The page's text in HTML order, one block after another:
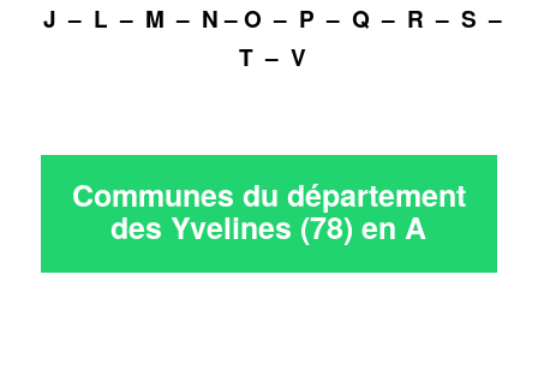
J – L – M – N–O – P – Q – R – S –
T– V
Communes du département
des Yvelines (78) enA